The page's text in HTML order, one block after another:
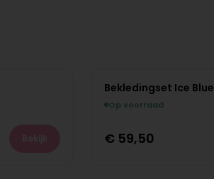
Bekledingset Ice Blue
Op voorraad
€ 59,50